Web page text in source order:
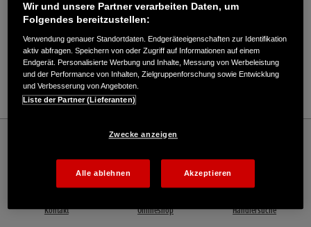
Verkauf / Kundendienst
05475/958990
E-Mail
Rasen und Garten
Offizielle Website | The Power of Dreams
Kontakt Onlineshop Händlersuche
Wir und unsere Partner verarbeiten Daten, um
Folgendes bereitzustellen:
Verwendung genauer Standortdaten. Endgeräteeigenschaften zur Identifikation
aktiv abfragen. Speichern von oder Zugriff auf Informationen auf einem
Endgerät. Personalisierte Werbung und Inhalte, Messung von Werbeleistung
und der Performance von Inhalten, Zielgruppenforschung sowie Entwicklung
und Verbesserung von Angeboten.
Liste der Partner (Lieferanten)
Zwecke anzeigen
Alle ablehnen Akzeptieren